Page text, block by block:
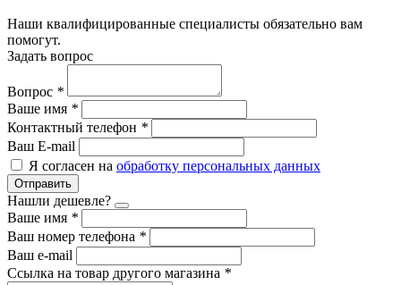
Наши квалифицированные специалисты обязательно вам
помогут.
Задать вопрос
Вопрос *
Ваше имя *
Контактный телефон *
Ваш E-mail
Я согласен на обработку персональных данных
Отправить
Нашли дешевле?
Ваше имя *
Ваш номер телефона *
Ваш e-mail
Ссылка на товар другого магазина *